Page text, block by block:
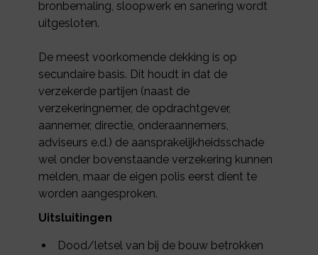
bronbemaling, sloopwerk en sanering wordt
uitgesloten.
De meest voorkomende dekking is op
secundaire basis. Dit houdt in dat de
verzekerde partijen (naast de
verzekeringnemer, de opdrachtgever,
aannemer, directie, onderaannemers,
adviseurs e.d.) de aansprakelijkheidsschade
wel onder bovenstaande verzekering kunnen
melden, maar de eigen polis eerst dient te
worden aangesproken.
Uitsluitingen
Dood/letsel van bij de bouw betrokken